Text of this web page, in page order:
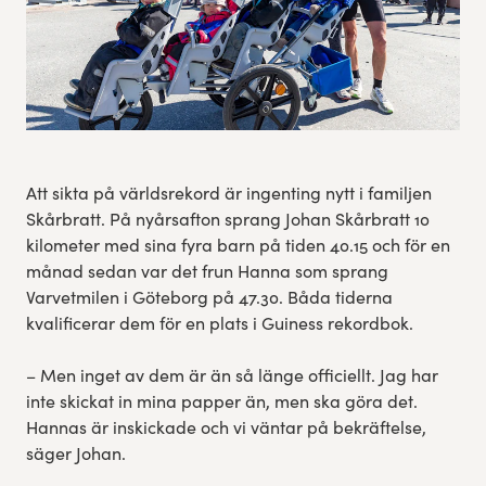
Att sikta på världsrekord är ingenting nytt i familjen
Skårbratt. På nyårsafton sprang Johan Skårbratt 10
kilometer med sina fyra barn på tiden 40.15 och för en
månad sedan var det frun Hanna som sprang
Varvetmilen i Göteborg på 47.30. Båda tiderna
kvalificerar dem för en plats i Guiness rekordbok.
– Men inget av dem är än så länge officiellt. Jag har
inte skickat in mina papper än, men ska göra det.
Hannas är inskickade och vi väntar på bekräftelse,
säger Johan.